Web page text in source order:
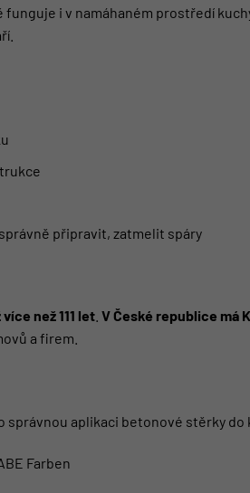
i v namáhaném prostředí
připravit, zatmelit spáry
než 111 let V České republice má
a firem.
správnou aplikaci betonové stěrky do
Farben